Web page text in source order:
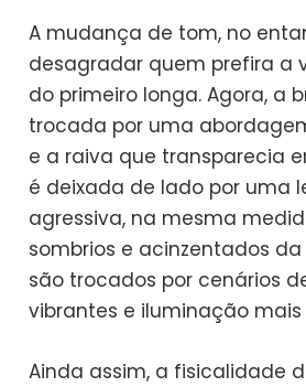
A mudança de tom, no
desagradar quem prefira a
do primeiro longa. Agora, a
trocada por uma
e a raiva que transparecia
é deixada de lado por uma
agressiva, na mesma
sombrios e acinzentados
são trocados por cenários
vibrantes e iluminação mais
Ainda assim, a fisicalidade